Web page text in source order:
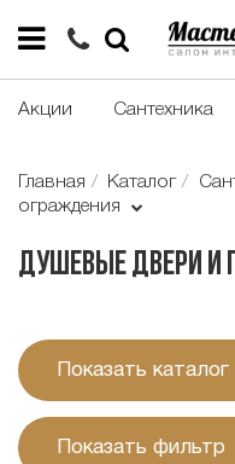
Акции Сантехника
Главная Каталог
ограждения
Душевые двери и
Показать каталог
Показать фильтр